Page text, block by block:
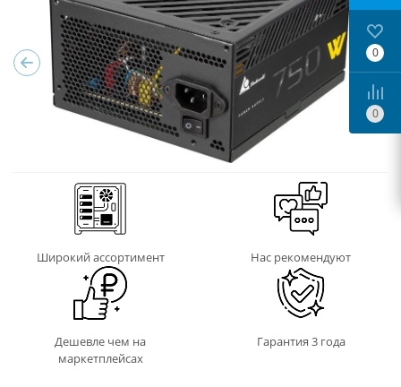
Широкий ассортимент Нас рекомендуют
Дешевле чем на
маркетплейсах
Гарантия 3 года
0
0